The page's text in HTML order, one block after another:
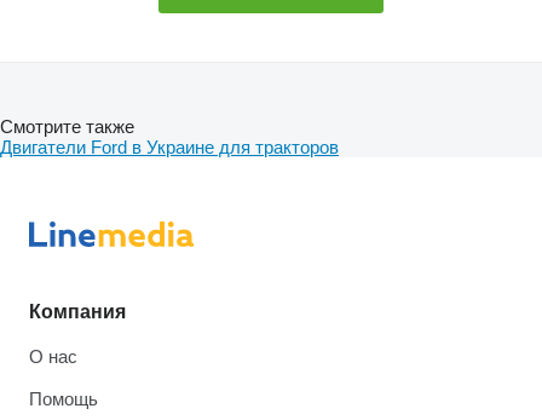
Смотрите также
Двигатели Ford в Украине для тракторов
Компания
О нас
Помощь